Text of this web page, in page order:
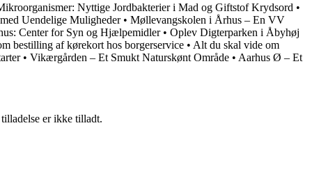
Nyttige Jordbakterier i Mad og Giftstof Krydsord •
Uendelige Muligheder• Møllevangskolen i Århus – En VV
Center for Syn og Hjælpemidler• Oplev Digterparken i Åbyhøj
bestilling af kørekort hos borgerservice • Alt du skal vide om
• Vikærgården – Et Smukt Naturskønt Område • Aarhus Ø – Et
er ikke tilladt.